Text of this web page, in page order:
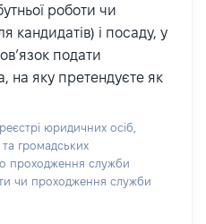
роботи чи
кандидатів) і посаду, у
подати
на яку претендуєте як
юридичних осіб,
та громадських
проходження служби
чи проходження служби